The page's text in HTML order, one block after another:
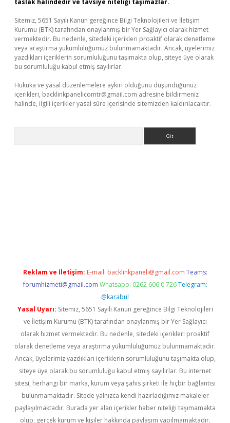
taslak halindedir ve tavsiye niteliği taşımazlar.
Sitemiz, 5651 Sayılı Kanun gereğince Bilgi Teknolojileri ve İletişim
Kurumu (BTK) tarafından onaylanmış bir Yer Sağlayıcı olarak hizmet
vermektedir. Bu nedenle, sitedeki içerikleri proaktif olarak denetleme
veya araştırma yükümlülüğümüz bulunmamaktadır. Ancak, üyelerimiz
yazdıkları içeriklerin sorumluluğunu taşımakta olup, siteye üye olarak
bu sorumluluğu kabul etmiş sayılırlar.
Hukuka ve yasal düzenlemelere aykırı olduğunu düşündüğünüz
içerikleri, backlinkpanelicomtr@gmail.com adresine bildirmeniz
halinde, ilgili içerikler yasal süre içerisinde sitemizden kaldırılacaktır.
Reklam ve İletişim: E-mail: backlinkpaneli@gmail.com Teams:
forumhizmeti@gmail.com Whatsapp: 0262 606 0 726 Telegram:
@karabul
Yasal Uyarı: Sitemiz, 5651 Sayılı Kanun gereğince Bilgi Teknolojileri
ve İletişim Kurumu (BTK) tarafından onaylanmış bir Yer Sağlayıcı
olarak hizmet vermektedir. Bu nedenle, sitedeki içerikleri proaktif
olarak denetleme veya araştırma yükümlülüğümüz bulunmamaktadır.
Ancak, üyelerimiz yazdıkları içeriklerin sorumluluğunu taşımakta olup,
siteye üye olarak bu sorumluluğu kabul etmiş sayılırlar. Bu internet
sitesi, herhangi bir marka, kurum veya şahıs şirketi ile hiçbir bağlantısı
bulunmamaktadır. Sitede yalnızca kendi hazırladığımız makaleler
paylaşılmaktadır. Burada yer alan içerikler haber niteliği taşımamakta
olup, gerçek kurum ve kişiler hakkında paylaşım yapılmamaktadır.